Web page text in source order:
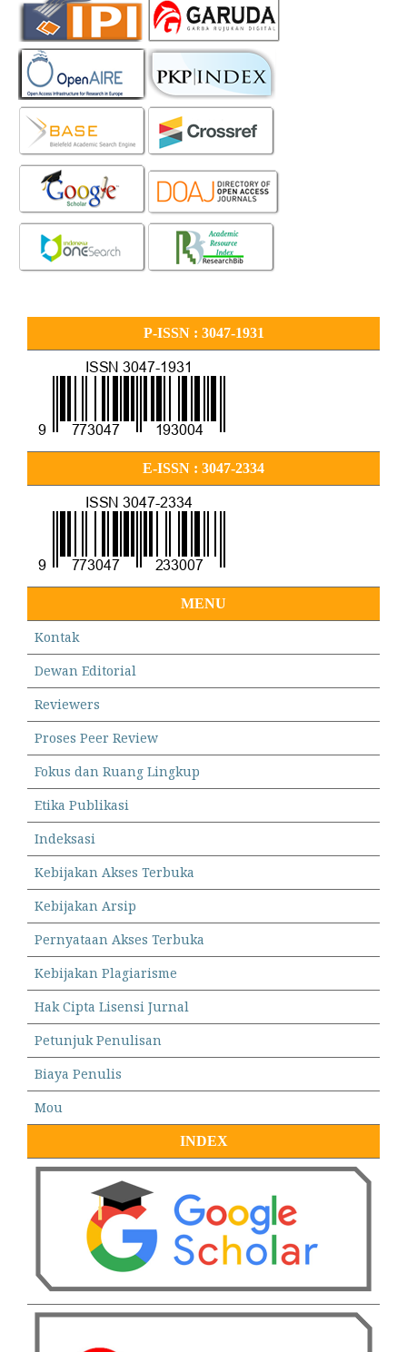
P-ISSN : 3047-1931
E-ISSN : 3047-2334
MENU
Kontak
Dewan Editorial
Reviewers
Proses Peer Review
Fokus dan Ruang Lingkup
Etika Publikasi
Indeksasi
Kebijakan Akses Terbuka
Kebijakan Arsip
Pernyataan Akses Terbuka
Kebijakan Plagiarisme
Hak Cipta Lisensi Jurnal
Petunjuk Penulisan
Biaya Penulis
Mou
INDEX